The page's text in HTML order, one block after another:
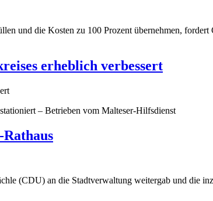
und die Kosten zu 100 Prozent übernehmen,
erheblich verbessert
– Betrieben vom Malteser-Hilfsdienst
(CDU) an die Stadtverwaltung weitergab und die